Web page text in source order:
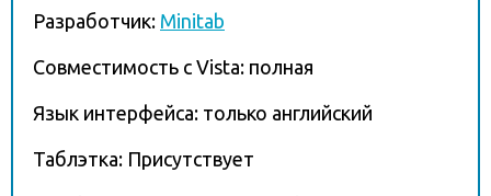
Разработчик: Minitab
Совместимость с Vista: полная
Язык интерфейса: только английский
Таблэтка: Присутствует